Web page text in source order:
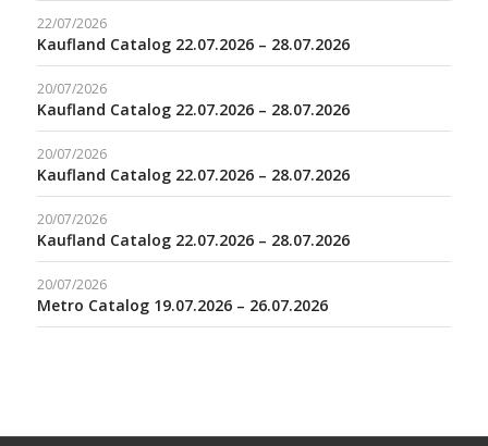
22/07/2026
Kaufland Catalog 22.07.2026 – 28.07.2026
20/07/2026
Kaufland Catalog 22.07.2026 – 28.07.2026
20/07/2026
Kaufland Catalog 22.07.2026 – 28.07.2026
20/07/2026
Kaufland Catalog 22.07.2026 – 28.07.2026
20/07/2026
Metro Catalog 19.07.2026 – 26.07.2026